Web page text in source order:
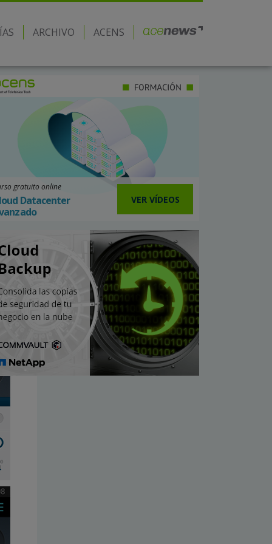
ARCHIVO ACENS
gratuito online
Datacenter
VER VÍDEOS